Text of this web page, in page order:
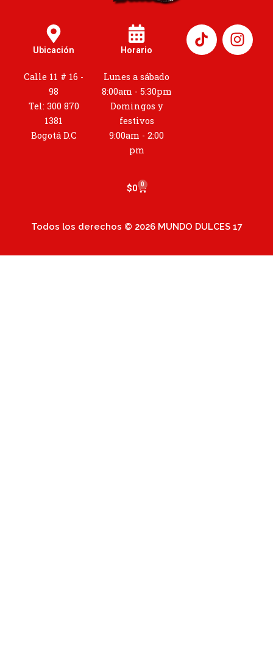
Ubicación
Calle 11 # 16 -
98
Tel: 300 870
1381
Bogotá D.C
Horario
Lunes a sábado
8:00am - 5:30pm
Domingos y
festivos
9:00am - 2:00
pm
I
n
s
$0 0
Cart
Todos los derechos © 2026 MUNDO DULCES 17